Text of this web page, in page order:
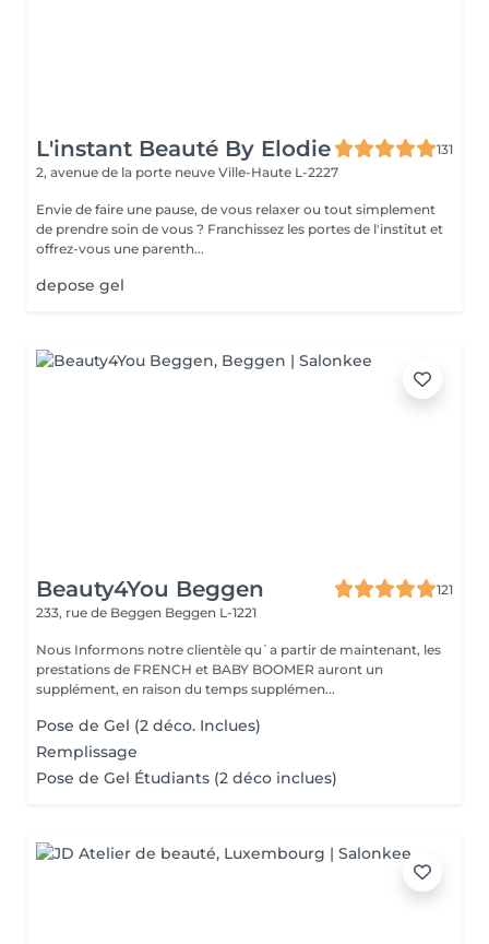
L'instant Beauté By Elodie
131
2, avenue de la porte neuve Ville-Haute L-2227
Envie de faire une pause, de vous relaxer ou tout simplement
de prendre soin de vous ? Franchissez les portes de l'institut et
offrez-vous une parenth...
depose gel
Beauty4You Beggen
121
233, rue de Beggen Beggen L-1221
Nous Informons notre clientèle qu`a partir de maintenant, les
prestations de FRENCH et BABY BOOMER auront un
supplément, en raison du temps supplémen...
Pose de Gel (2 déco. Inclues)
Remplissage
Pose de Gel Étudiants (2 déco inclues)